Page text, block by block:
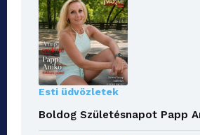
Esti üdvözletek
Boldog Születésnapot Papp